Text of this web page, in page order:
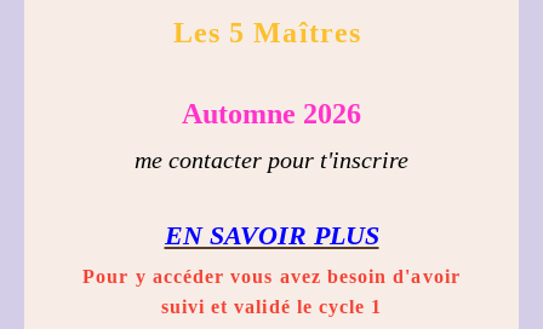
Les 5 Maîtres
Automne 2026
me contacter pour t'inscrire
EN SAVOIR PLUS
Pour y accéder vous avez besoin d'avoir
suivi et validé le cycle 1